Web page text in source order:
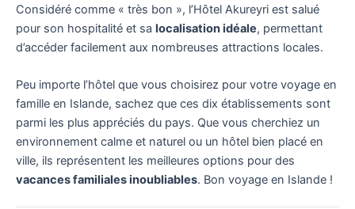
Considéré comme « très bon », l’Hôtel Akureyri est salué
pour son hospitalité et sa localisation idéale, permettant
d’accéder facilement aux nombreuses attractions locales.
Peu importe l’hôtel que vous choisirez pour votre voyage en
famille en Islande, sachez que ces dix établissements sont
parmi les plus appréciés du pays. Que vous cherchiez un
environnement calme et naturel ou un hôtel bien placé en
ville, ils représentent les meilleures options pour des
vacances familiales inoubliables. Bon voyage en Islande !